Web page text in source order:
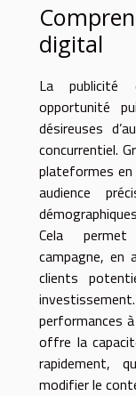
digital
La publicité
opportunité
désireuses
concurrentiel.
plateformes en
audience
Cela permet
campagne, en
clients
performances
offre la
rapidement,
modifier le